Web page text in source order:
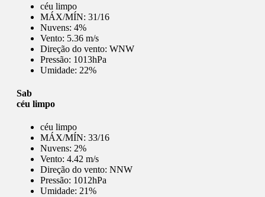
céu limpo
MÁX/MÍN: 31/16
Nuvens: 4%
Vento: 5.36 m/s
Direção do vento: WNW
Pressão: 1013hPa
Umidade: 22%
Sab
céu limpo
céu limpo
MÁX/MÍN: 33/16
Nuvens: 2%
Vento: 4.42 m/s
Direção do vento: NNW
Pressão: 1012hPa
Umidade: 21%